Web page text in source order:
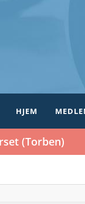
HJEM
(Torben)